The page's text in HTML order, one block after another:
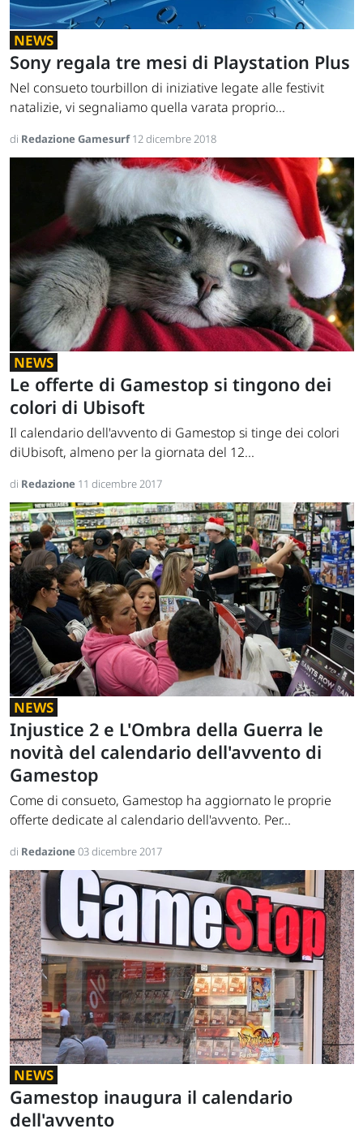
NEWS
Sony regala tre mesi di Playstation Plus
Nel consueto tourbillon di iniziative legate alle festivit
natalizie, vi segnaliamo quella varata proprio...
di Redazione Gamesurf12 dicembre 2018
NEWS
Le offerte di Gamestop si tingono dei
colori di Ubisoft
Il calendario dell'avvento di Gamestop si tinge dei colori
diUbisoft, almeno per la giornata del 12...
di Redazione 11 dicembre 2017
NEWS
Injustice 2 e L'Ombra della Guerra le
novità del calendario dell'avvento di
Gamestop
Come di consueto, Gamestop ha aggiornato le proprie
offerte dedicate al calendario dell'avvento. Per...
di Redazione03 dicembre 2017
NEWS
Gamestop inaugura il calendario
dell'avvento